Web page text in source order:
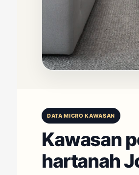
DATA MICRO KAWASAN
Kawasan
hartanah